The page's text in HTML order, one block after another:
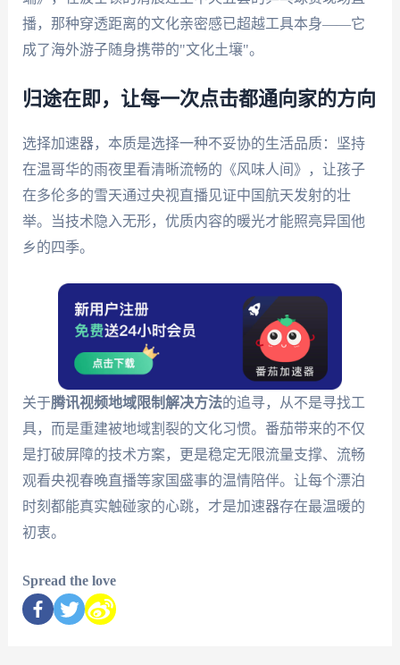
播，那种穿透距离的文化亲密感已超越工具本身——它
成了海外游子随身携带的"文化土壤"。
归途在即，让每一次点击都通向家的方向
选择加速器，本质是选择一种不妥协的生活品质：坚持
在温哥华的雨夜里看清晰流畅的《风味人间》，让孩子
在多伦多的雪天通过央视直播见证中国航天发射的壮
举。当技术隐入无形，优质内容的暖光才能照亮异国他
乡的四季。
关于腾讯视频地域限制解决方法的追寻，从不是寻找工
具，而是重建被地域割裂的文化习惯。番茄带来的不仅
是打破屏障的技术方案，更是稳定无限流量支撑、流畅
观看央视春晚直播等家国盛事的温情陪伴。让每个漂泊
时刻都能真实触碰家的心跳，才是加速器存在最温暖的
初衷。
Spread the love